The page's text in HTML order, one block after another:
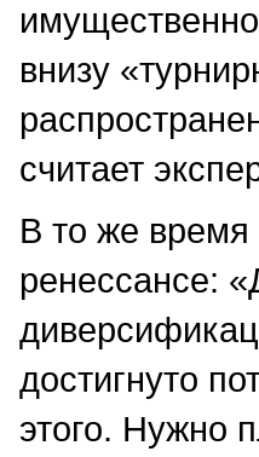
внизу
считает
В то же
ренессансе:
достигнуто
этого. Нужно